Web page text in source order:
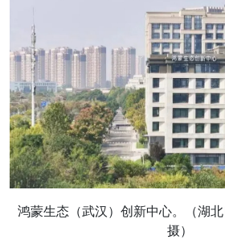
鸿蒙生态（武汉）创新中心。（湖
摄）